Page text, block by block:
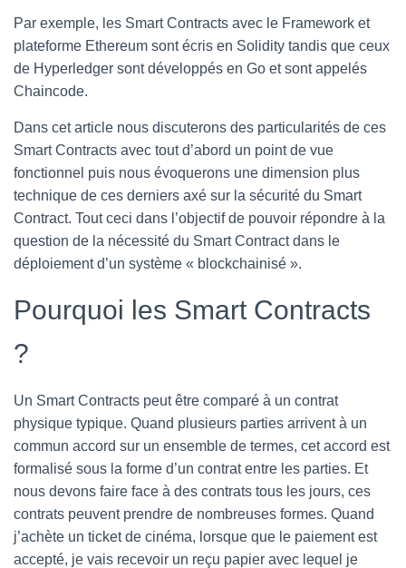
Par exemple, les Smart Contracts avec le Framework et
plateforme Ethereum sont écris en Solidity tandis que ceux
de Hyperledger sont développés en Go et sont appelés
Chaincode.
Dans cet article nous discuterons des particularités de ces
Smart Contracts avec tout d’abord un point de vue
fonctionnel puis nous évoquerons une dimension plus
technique de ces derniers axé sur la sécurité du Smart
Contract. Tout ceci dans l’objectif de pouvoir répondre à la
question de la nécessité du Smart Contract dans le
déploiement d’un système « blockchainisé ».
Pourquoi les Smart Contracts
?
Un Smart Contracts peut être comparé à un contrat
physique typique. Quand plusieurs parties arrivent à un
commun accord sur un ensemble de termes, cet accord est
formalisé sous la forme d’un contrat entre les parties. Et
nous devons faire face à des contrats tous les jours, ces
contrats peuvent prendre de nombreuses formes. Quand
j’achète un ticket de cinéma, lorsque que le paiement est
accepté, je vais recevoir un reçu papier avec lequel je